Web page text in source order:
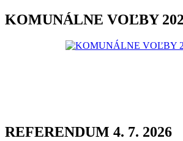
KOMUNÁLNE VOĽBY
REFERENDUM 4. 7. 2026